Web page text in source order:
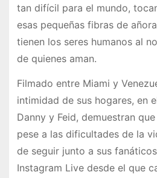
tan difícil para el mundo,
esas pequeñas fibras de
tienen los seres humanos al
de quienes aman.
Filmado entre Miami y
intimidad de sus hogares, en
Danny y Feid, demuestran
pese a las dificultades de la
de seguir junto a sus
Instagram Live desde el que